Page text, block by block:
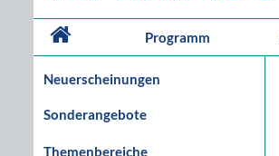
Programm
Neuerscheinungen
Sonderangebote
Themenbereiche